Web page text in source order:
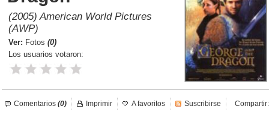
Un día como hoy
Videos
Noticias
(2005) American World Pictures
(AWP)
Ver: Fotos (0)
Los usuarios votaron:
Comentarios (0) Compartir:
Imprimir A favoritos Suscribirse